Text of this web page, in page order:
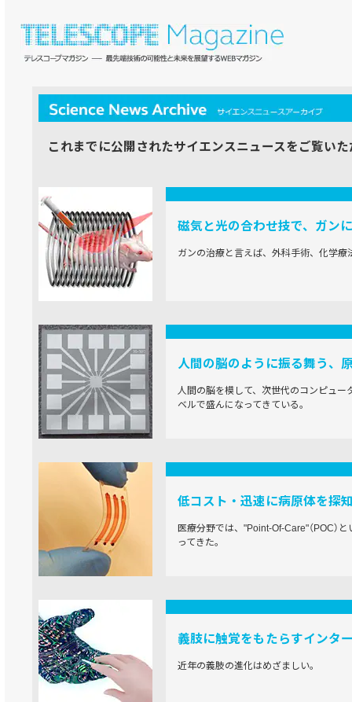
これまでに公開されたサイエンスニュースをご覧いた
磁気と光の合わせ技で、ガン
ガンの治療と言えば、外科手術、化学
人間の脳のように振る舞う、
人間の脳を模して、次世代のコンピュー
ベルで盛んになってきている。
低コスト・迅速に病原体を探
医療分野では、"Point-Of-Care"（POC）
ってきた。
義肢に触覚をもたらすインタ
近年の義肢の進化はめざましい。